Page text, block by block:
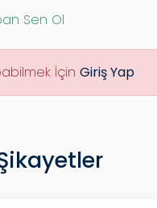
Sen Ol
İçin Giriş Yap